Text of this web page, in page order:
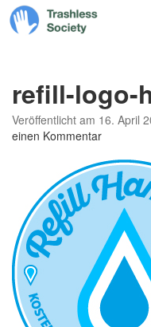
Zum
Inhalt
springen
refill-logo-
Veröffentlicht am 16. April
einen Kommentar